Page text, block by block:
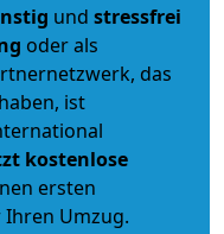
und stressfrei
oder als
das
ist
kostenlose
ersten
Umzug.